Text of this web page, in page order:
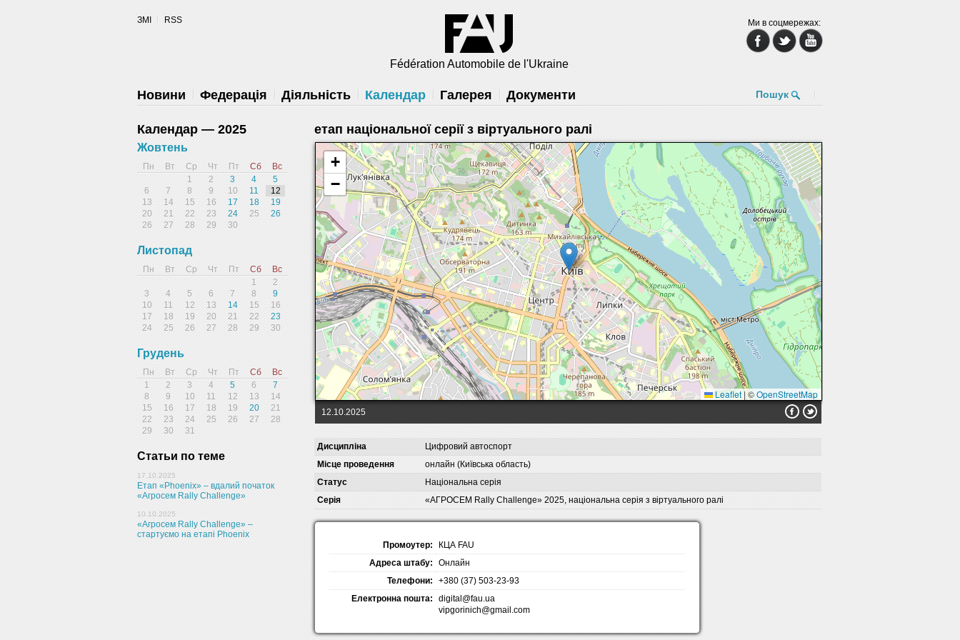
ЗМІ RSS
Fédération Automobile de l'Ukraine
Ми в соцмережах:
Новини Федерація Діяльність Календар Галерея Документи Пошук
Календар — 2025
Жовтень
Пн Вт Ср Чт Пт Сб
Вс
1
2 3 4
5
6
7 8 9 10 11
12
13
14 15 16 17 18
19
20
21 22 23 24 25
26
26
27 28 29 30
Листопад
Пн Вт Ср Чт Пт Сб
Вс
1
2
3
4 5 6 7 8
9
10
11 12 13 14 15
16
17
18 19 20 21 22
23
24
25 26 27 28 29 30
Грудень
Пн Вт Ср Чт Пт Сб
Вс
1
2 3 4 5 6
7
8
9 10 11 12 13
14
15
16 17 18 19 20
21
22
23 24 25 26 27
28
29
30 31
Статьи по теме
17.10.2025
Етап «Phoenix» – вдалий початок
«Агросем Rally Challenge»
10.10.2025
«Агросем Rally Challenge» –
стартуємо на етапі Phoenix
етап національної серії з віртуального ралі
+
−
Leaflet |©OpenStreetMap
12.10.2025
Дисципліна
Цифровий автоспорт
Місце проведення
онлайн (Київська область)
Статус
Національна серія
Серія
«АГРОСЕМ Rally Challenge» 2025, національна серія з віртуального ралі
Промоутер:
КЦА FAU
Адреса штабу:
Онлайн
Телефони:
+380 (37) 503-23-93
Електронна пошта:
digital@fau.ua
vipgorinich@gmail.com